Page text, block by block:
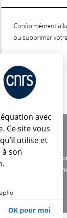
Conformément à
ou supprimer
Charte
Données
avec
Ce site vous
utilise et
son
OK pour moi